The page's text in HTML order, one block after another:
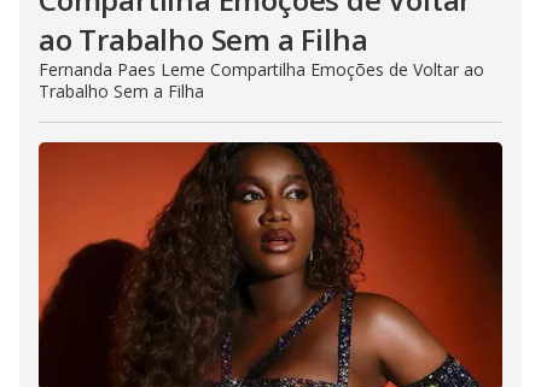
ao Trabalho Sem a Filha
Fernanda Paes Leme Compartilha Emoções de Voltar ao
Trabalho Sem a Filha